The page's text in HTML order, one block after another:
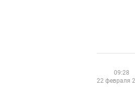
09:28
22 февраля